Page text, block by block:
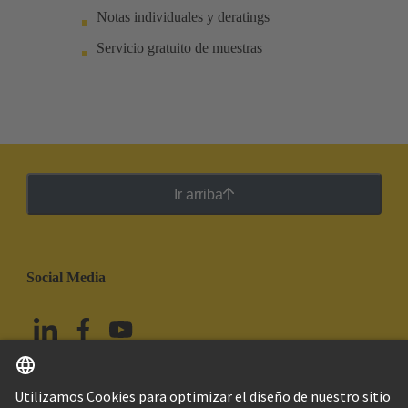
Notas individuales y deratings
Servicio gratuito de muestras
Ir arriba
Social Media